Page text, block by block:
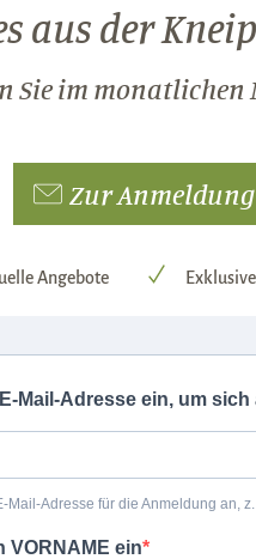
aus der
Sie im monatlichen
Zur Anmeldung
Angebote
Mail-Adresse ein, um
Mail-Adresse für die Anmeldung an,
VORNAME ein